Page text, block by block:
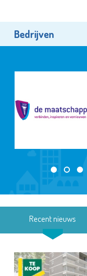
Bedrijven
Recent nieuws